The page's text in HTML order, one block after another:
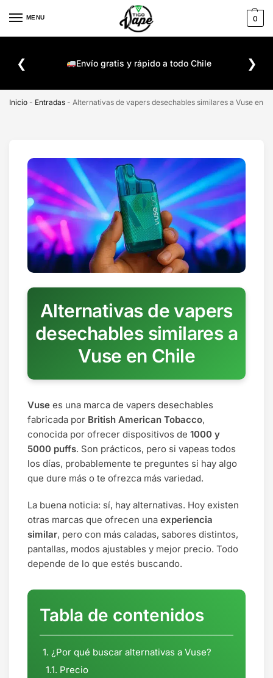
MENU 0
❮ Envío gratis y rápido a todo Chile ❯
Inicio - Entradas - Alternativas de vapers desechables similares a Vuse en
Alternativas de vapers
desechables similares a
Vuse en Chile
Vuse es una marca de vapers desechables
fabricada por British American Tobacco,
conocida por ofrecer dispositivos de 1000 y
5000 puffs. Son prácticos, pero si vapeas todos
los días, probablemente te preguntes si hay algo
que dure más o te ofrezca más variedad.
La buena noticia: sí, hay alternativas. Hoy existen
otras marcas que ofrecen una experiencia
similar, pero con más caladas, sabores distintos,
pantallas, modos ajustables y mejor precio. Todo
depende de lo que estés buscando.
Tabla de contenidos
¿Por qué buscar alternativas a Vuse?
Precio